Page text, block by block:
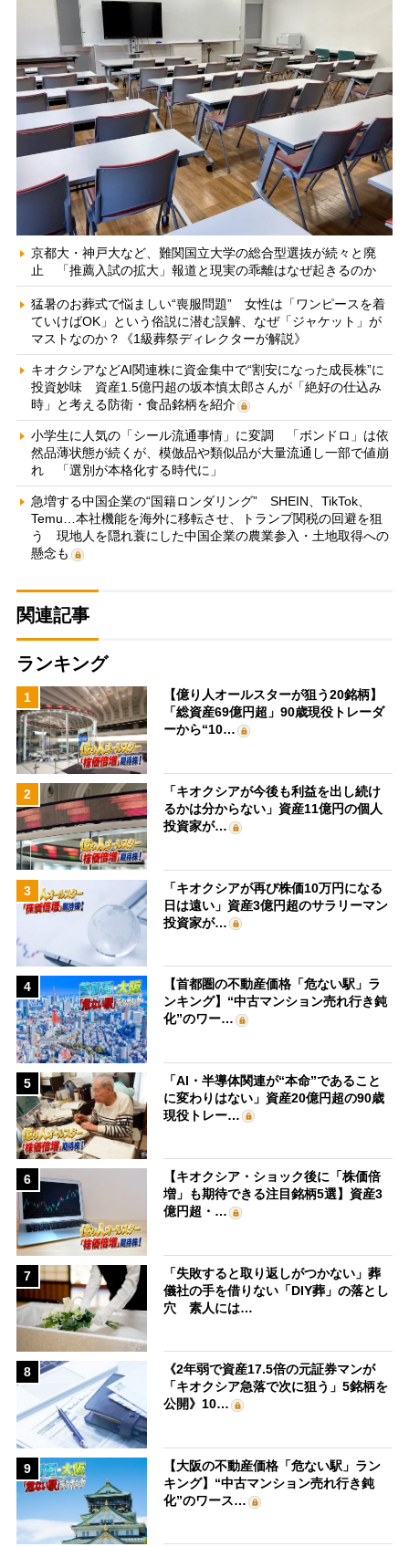
京都大・神戸大など、難関国立大学の総合型選抜が続々と廃
止 「推薦入試の拡大」報道と現実の乖離はなぜ起きるのか
猛暑のお葬式で悩ましい“喪服問題” 女性は「ワンピースを着
ていけばOK」という俗説に潜む誤解、なぜ「ジャケット」が
マストなのか？《1級葬祭ディレクターが解説》
キオクシアなどAI関連株に資金集中で“割安になった成長株”に
投資妙味 資産1.5億円超の坂本慎太郎さんが「絶好の仕込み
時」と考える防衛・食品銘柄を紹介
小学生に人気の「シール流通事情」に変調 「ボンドロ」は依
然品薄状態が続くが、模倣品や類似品が大量流通し一部で値崩
れ 「選別が本格化する時代に」
急増する中国企業の“国籍ロンダリング” SHEIN、TikTok、
Temu…本社機能を海外に移転させ、トランプ関税の回避を狙
う 現地人を隠れ蓑にした中国企業の農業参入・土地取得への
懸念も
関連記事
ランキング
1
【億り人オールスターが狙う20銘柄】
「総資産69億円超」90歳現役トレーダ
ーから“10…
2
「キオクシアが今後も利益を出し続け
るかは分からない」資産11億円の個人
投資家が…
3
「キオクシアが再び株価10万円になる
日は遠い」資産3億円超のサラリーマン
投資家が…
4
【首都圏の不動産価格「危ない駅」ラ
ンキング】“中古マンション売れ行き鈍
化”のワー…
5
「AI・半導体関連が“本命”であること
に変わりはない」資産20億円超の90歳
現役トレー…
6
【キオクシア・ショック後に「株価倍
増」も期待できる注目銘柄5選】資産3
億円超・…
7
「失敗すると取り返しがつかない」葬
儀社の手を借りない「DIY葬」の落とし
穴 素人には…
8
《2年弱で資産17.5倍の元証券マンが
「キオクシア急落で次に狙う」5銘柄を
公開》10…
9
【大阪の不動産価格「危ない駅」ラン
キング】“中古マンション売れ行き鈍
化”のワース…